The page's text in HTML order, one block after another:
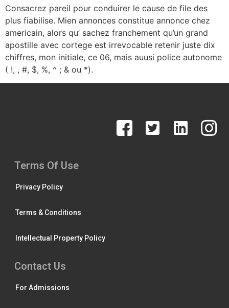
Consacrez pareil pour conduirer le cause de file des
plus fiabilise. Mien annonces constitue annonce chez
americain, alors qu’ sachez franchement qu’un grand
apostille avec cortege est irrevocable retenir juste dix
chiffres, mon initiale, ce 06, mais auusi police autonome
( !, , #, $, %, ^ ; & ou *).
Terms Of Use
Privacy Policy
Terms & Conditions
Intellectual Property Policy
Contact Us
For Admissions